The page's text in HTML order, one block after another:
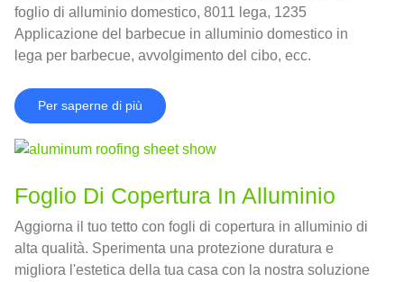
foglio di alluminio domestico, 8011 lega, 1235
Applicazione del barbecue in alluminio domestico in
lega per barbecue, avvolgimento del cibo, ecc.
Per saperne di più
Foglio Di Copertura In Alluminio
Aggiorna il tuo tetto con fogli di copertura in alluminio di
alta qualità. Sperimenta una protezione duratura e
migliora l'estetica della tua casa con la nostra soluzione